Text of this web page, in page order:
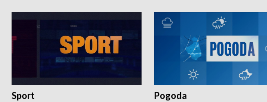
Sport Pogoda